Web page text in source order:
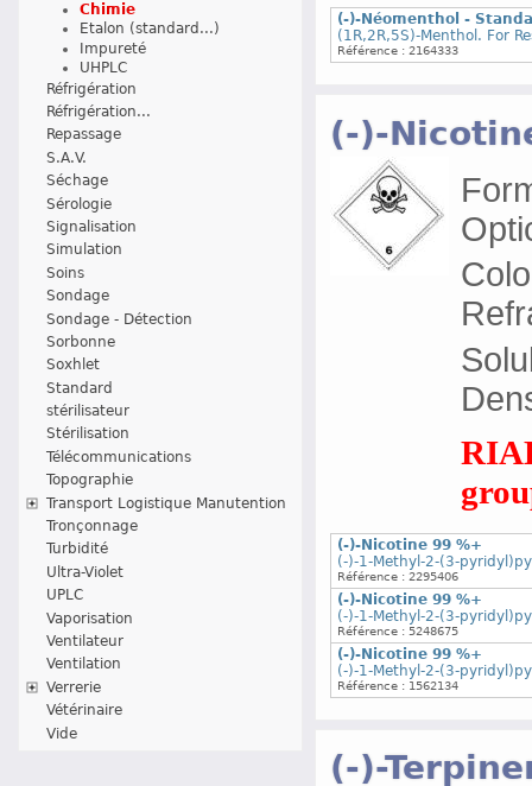
Chimie
Etalon (standard...)
Impureté
UHPLC
Réfrigération
Réfrigération...
Repassage
S.A.V.
Séchage
Sérologie
Signalisation
Simulation
Soins
Sondage
Sondage - Détection
Sorbonne
Soxhlet
Standard
stérilisateur
Stérilisation
Télécommunications
Topographie
Transport Logistique Manutention
Tronçonnage
Turbidité
Ultra-Violet
UPLC
Vaporisation
Ventilateur
Ventilation
Verrerie
Vétérinaire
Vide
(-)-Néomenthol -
(1R,2R,5S)-Menthol. For
Référence : 2164333
(-)-
(-)-Nicotine 99 %+
(-)-1-Methyl-2-(3-
Référence : 2295406
(-)-Nicotine 99 %+
(-)-1-Methyl-2-(3-
Référence : 5248675
(-)-Nicotine 99 %+
(-)-1-Methyl-2-(3-
Référence : 1562134
(-)-